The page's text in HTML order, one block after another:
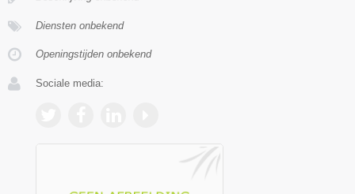
Diensten onbekend
Openingstijden onbekend
Sociale media: